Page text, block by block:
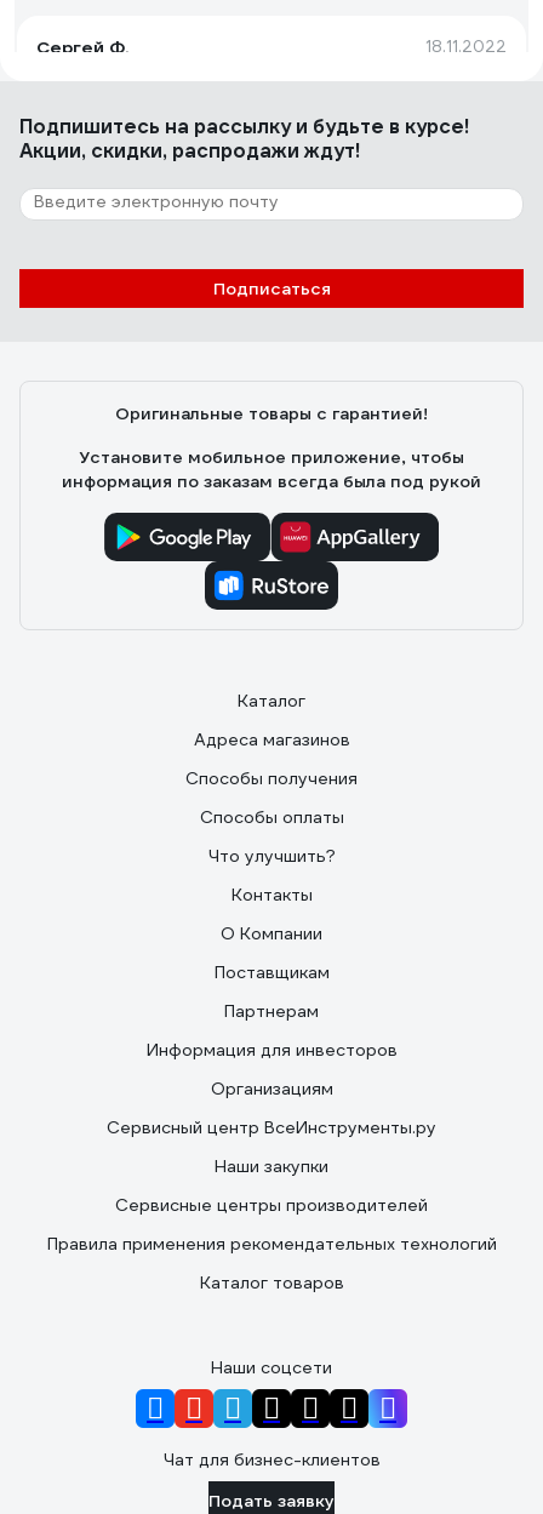
Сергей Ф. 18.11.2022
Отличная простая вещь
2 отзыва
Отзыв о трубогибе Rothenberger Robull
ME
Подпишитесь на рассылкуи будьте в курсе!
Акции, скидки, распродажи ждут!
Подписаться
Оригинальные товары с гарантией!
Установите мобильное приложение, чтобы
информация по заказам всегда была под рукой
Каталог
Адреса магазинов
Способы получения
Способы оплаты
Что улучшить?
Контакты
О Компании
Поставщикам
Партнерам
Информация для инвесторов
Организациям
Сервисный центр ВсеИнструменты.ру
Наши закупки
Сервисные центры производителей
Правила применения рекомендательных технологий
Каталог товаров
Наши соцсети
Чат для бизнес-клиентов
Подать заявку